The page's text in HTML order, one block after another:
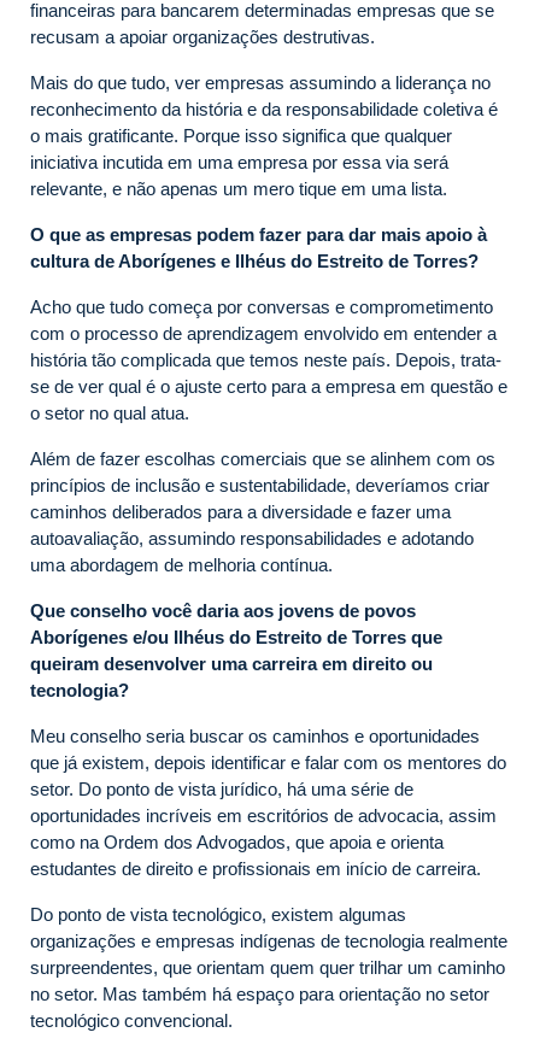
financeiras para bancarem determinadas empresas que se
recusam a apoiar organizações destrutivas.
Mais do que tudo, ver empresas assumindo a liderança no
reconhecimento da história e da responsabilidade coletiva é
o mais gratificante. Porque isso significa que qualquer
iniciativa incutida em uma empresa por essa via será
relevante, e não apenas um mero tique em uma lista.
O que as empresas podem fazer para dar mais apoio à
cultura de Aborígenes e Ilhéus do Estreito de Torres?
Acho que tudo começa por conversas e comprometimento
com o processo de aprendizagem envolvido em entender a
história tão complicada que temos neste país. Depois, trata-
se de ver qual é o ajuste certo para a empresa em questão e
o setor no qual atua.
Além de fazer escolhas comerciais que se alinhem com os
princípios de inclusão e sustentabilidade, deveríamos criar
caminhos deliberados para a diversidade e fazer uma
autoavaliação, assumindo responsabilidades e adotando
uma abordagem de melhoria contínua.
Que conselho você daria aos jovens de povos
Aborígenes e/ou Ilhéus do Estreito de Torres que
queiram desenvolver uma carreira em direito ou
tecnologia?
Meu conselho seria buscar os caminhos e oportunidades
que já existem, depois identificar e falar com os mentores do
setor. Do ponto de vista jurídico, há uma série de
oportunidades incríveis em escritórios de advocacia, assim
como na Ordem dos Advogados, que apoia e orienta
estudantes de direito e profissionais em início de carreira.
Do ponto de vista tecnológico, existem algumas
organizações e empresas indígenas de tecnologia realmente
surpreendentes, que orientam quem quer trilhar um caminho
no setor. Mas também há espaço para orientação no setor
tecnológico convencional.